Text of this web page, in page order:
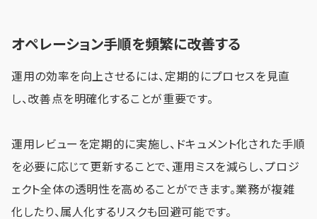
オペレーション手順を頻繁に改善する
運用の効率を向上させるには、定期的にプロセスを見直
し、改善点を明確化することが重要です。
運用レビューを定期的に実施し、ドキュメント化された手順
を必要に応じて更新することで、運用ミスを減らし、プロジ
ェクト全体の透明性を高めることができます。業務が複雑
化したり、属人化するリスクも回避可能です。